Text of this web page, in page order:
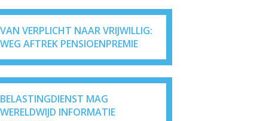
VAN VERPLICHT NAAR VRIJWILLIG:
WEG AFTREK PENSIOENPREMIE
BELASTINGDIENST MAG
WERELDWIJD INFORMATIE